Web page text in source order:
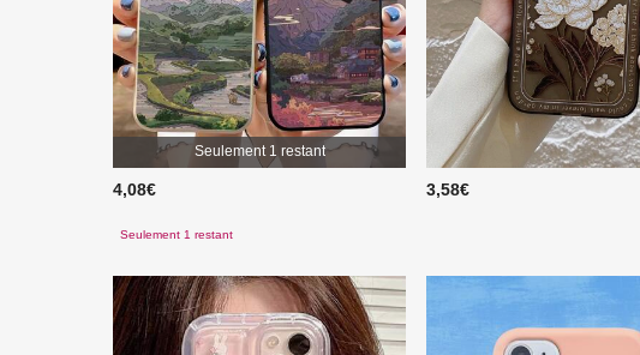
Seulement 1 restant
4,08€
Seulement 1 restant
3,58€